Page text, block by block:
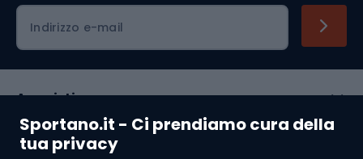
Sportano.it - Ci prendiamo cura della
tua privacy
Indirizzo e-mail
Acquisti
Servizio clienti